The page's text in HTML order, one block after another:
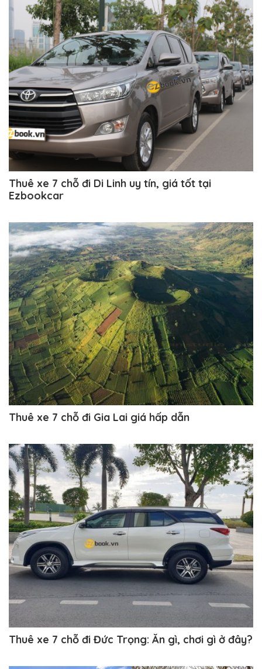
Thuê xe 7 chỗ đi Di Linh uy tín, giá tốt tại
Ezbookcar
Thuê xe 7 chỗ đi Gia Lai giá hấp dẫn
Thuê xe 7 chỗ đi Đức Trọng: Ăn gì, chơi gì ở đây?